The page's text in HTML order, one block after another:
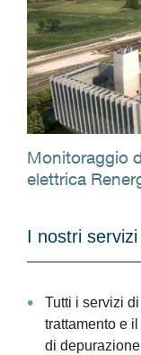
Monitoraggio
elettrica
I nostri
Tutti i servizi
trattamento e
di